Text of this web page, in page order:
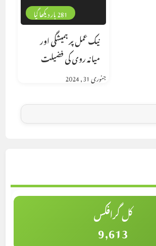
281 بار دیکھا گیا
نیک عمل پر ہمیشگی اور
میانہ روی کی فضیلت
جنوری 31, 2024
کل گرافکس
9,613